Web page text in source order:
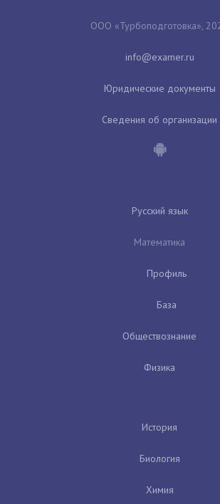
ООО «Турбоподготовка»,
Юридические документы
Сведения об организации
Русский язык
Математика
Профиль
База
Обществознание
Физика
История
Биология
Химия